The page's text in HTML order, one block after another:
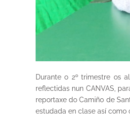
Durante o 2º trimestre os
reflectidas nun CANVAS,
reportaxe do Camiño de
estudada en clase así